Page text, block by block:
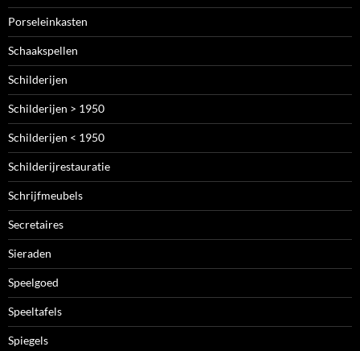
Porseleinkasten
Schaakspellen
Schilderijen
Schilderijen > 1950
Schilderijen < 1950
Schilderijrestauratie
Schrijfmeubels
Secretaires
Sieraden
Speelgoed
Speeltafels
Spiegels